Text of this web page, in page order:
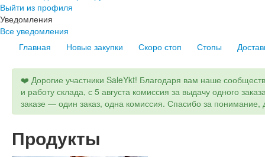
Выйти из профиля
Уведомления
Все уведомления
Главная
Новые закупки Скоро стоп Стопы
❤️ Дорогие участники SaleYkt! Благодаря вам наше
и работу склада, с 5 августа комиссия за выдачу одного
заказе — один заказ, одна комиссия. Спасибо за
Продукты